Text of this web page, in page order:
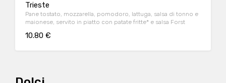
Trieste
Pane tostato, mozzarella, pomodoro, lattuga, salsa di tonno e
maionese, servito in piatto con patate fritte* e salsa Forst
10.80 €